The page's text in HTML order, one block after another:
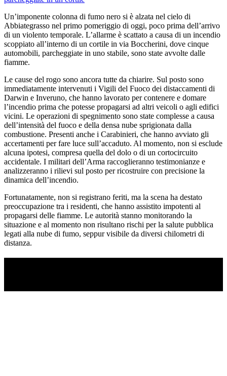
Un’imponente colonna di fumo nero si è alzata nel cielo di
Abbiategrasso nel primo pomeriggio di oggi, poco prima dell’arrivo
di un violento temporale. L’allarme è scattato a causa di un incendio
scoppiato all’interno di un cortile in via Boccherini, dove cinque
automobili, parcheggiate in uno stabile, sono state avvolte dalle
fiamme.
Le cause del rogo sono ancora tutte da chiarire. Sul posto sono
immediatamente intervenuti i Vigili del Fuoco dei distaccamenti di
Darwin e Inveruno, che hanno lavorato per contenere e domare
l’incendio prima che potesse propagarsi ad altri veicoli o agli edifici
vicini. Le operazioni di spegnimento sono state complesse a causa
dell’intensità del fuoco e della densa nube sprigionata dalla
combustione. Presenti anche i Carabinieri, che hanno avviato gli
accertamenti per fare luce sull’accaduto. Al momento, non si esclude
alcuna ipotesi, compresa quella del dolo o di un cortocircuito
accidentale. I militari dell’Arma raccoglieranno testimonianze e
analizzeranno i rilievi sul posto per ricostruire con precisione la
dinamica dell’incendio.
Fortunatamente, non si registrano feriti, ma la scena ha destato
preoccupazione tra i residenti, che hanno assistito impotenti al
propagarsi delle fiamme. Le autorità stanno monitorando la
situazione e al momento non risultano rischi per la salute pubblica
legati alla nube di fumo, seppur visibile da diversi chilometri di
distanza.